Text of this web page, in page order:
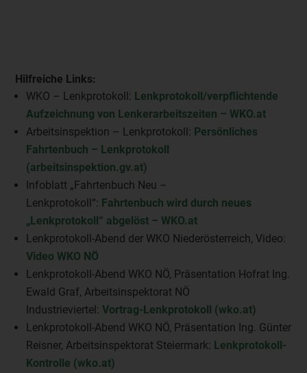
Hilfreiche Links:
WKO – Lenkprotokoll: Lenkprotokoll/verpflichtende
Aufzeichnung von Lenkerarbeitszeiten – WKO.at
Arbeitsinspektion – Lenkprotokoll: Persönliches
Fahrtenbuch – Lenkprotokoll
(arbeitsinspektion.gv.at)
Infoblatt „Fahrtenbuch Neu –
Lenkprotokoll“: Fahrtenbuch wird durch neues
„Lenkprotokoll“ abgelöst – WKO.at
Lenkprotokoll-Abend der WKO Niederösterreich, Video:
Video WKO NÖ
Lenkprotokoll-Abend WKO NÖ, Präsentation Hofrat Ing.
Ewald Graf, Arbeitsinspektorat NÖ
Industrieviertel:Vortrag-Lenkprotokoll (wko.at)
Lenkprotokoll-Abend WKO NÖ, Präsentation Ing. Günter
Reisner, Arbeitsinspektorat Steiermark: Lenkprotokoll-
Kontrolle (wko.at)